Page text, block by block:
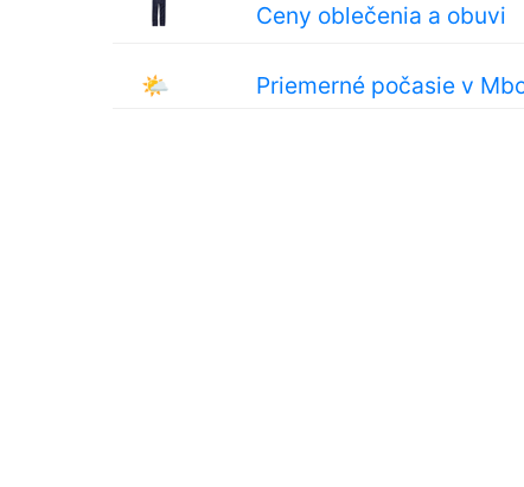
Ceny oblečenia a obuvi
🌤 Priemerné počasie v